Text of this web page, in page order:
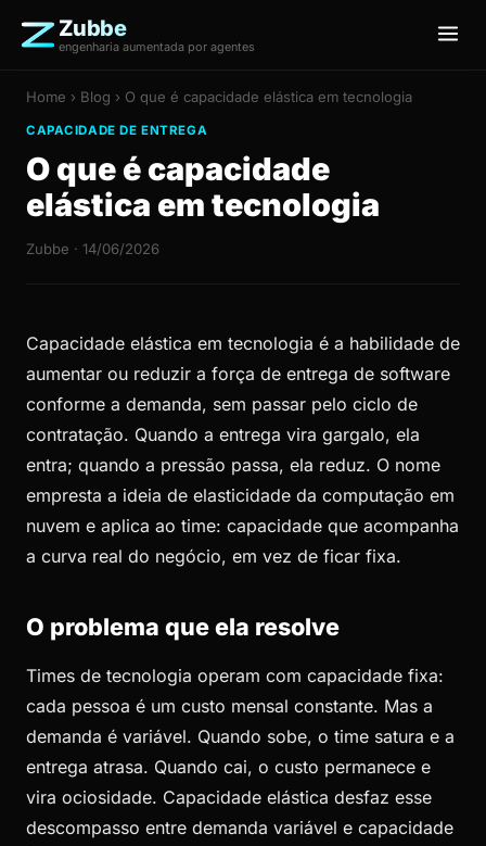
Zubbe
engenharia aumentada por agentes
Home › Blog › O que é capacidade elástica em tecnologia
CAPACIDADE DE ENTREGA
O que é capacidade
elástica em tecnologia
Zubbe · 14/06/2026
Capacidade elástica em tecnologia é a habilidade de
aumentar ou reduzir a força de entrega de software
conforme a demanda, sem passar pelo ciclo de
contratação. Quando a entrega vira gargalo, ela
entra; quando a pressão passa, ela reduz. O nome
empresta a ideia de elasticidade da computação em
nuvem e aplica ao time: capacidade que acompanha
a curva real do negócio, em vez de ficar fixa.
O problema que ela resolve
Times de tecnologia operam com capacidade fixa:
cada pessoa é um custo mensal constante. Mas a
demanda é variável. Quando sobe, o time satura e a
entrega atrasa. Quando cai, o custo permanece e
vira ociosidade. Capacidade elástica desfaz esse
descompasso entre demanda variável e capacidade